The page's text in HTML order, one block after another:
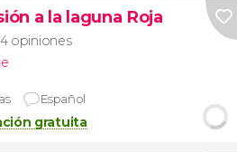
a la laguna Roja
4 opiniones
Español
gratuita